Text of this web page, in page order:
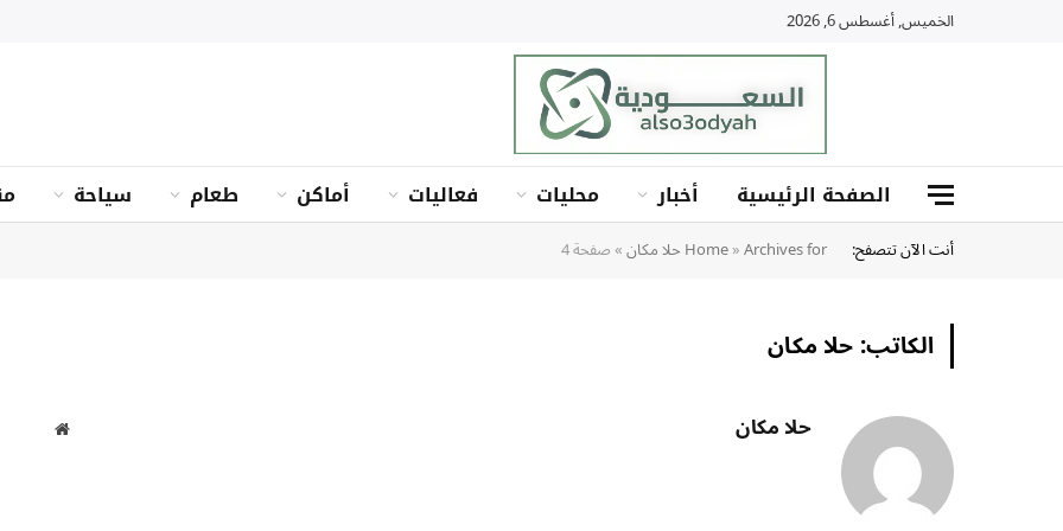
الخميس, أغسطس 6, 2026
الصفحة الرئيسية أخبار محليات فعاليات أماكن طعام سياحة
أنت الآن تتصفح: Home»Archives for حلا مكان »صفحة 4
الكاتب:حلا مكان
حلا مكان
موقع